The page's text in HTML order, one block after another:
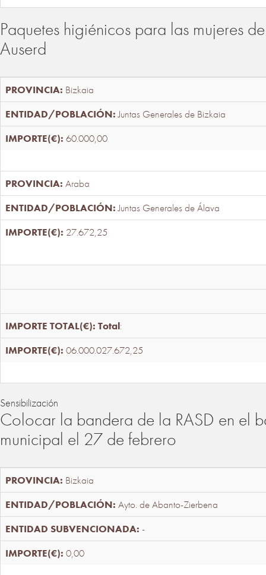
Paquetes higiénicos para las mujeres
Auserd
Bizkaia
Juntas Generales de Bizkaia
60.000,00
Araba
Juntas Generales de Álava
27.672,25
Total:
06.000.027.672,25
Sensibilización
Colocar la bandera de la RASD en el
municipal el 27 de febrero
Bizkaia
Ayto. de Abanto-Zierbena
-
0,00